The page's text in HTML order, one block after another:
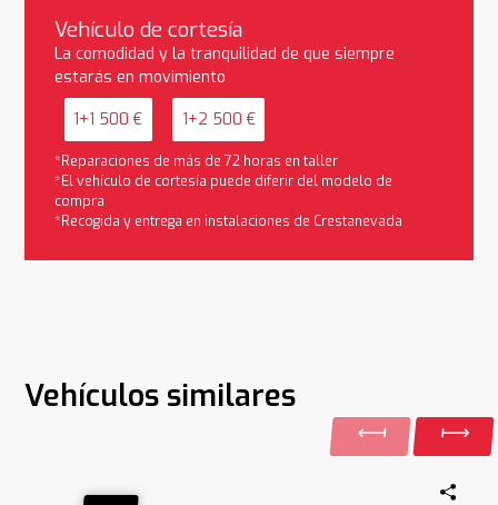
Vehículo de cortesía
La comodidad y la tranquilidad de que siempre
estarás en movimiento
1+1 500 € 1+2 500 €
*Reparaciones de más de 72 horas en taller
*El vehículo de cortesía puede diferir del modelo de
compra
*Recogida y entrega en instalaciones de Crestanevada
Vehículos similares